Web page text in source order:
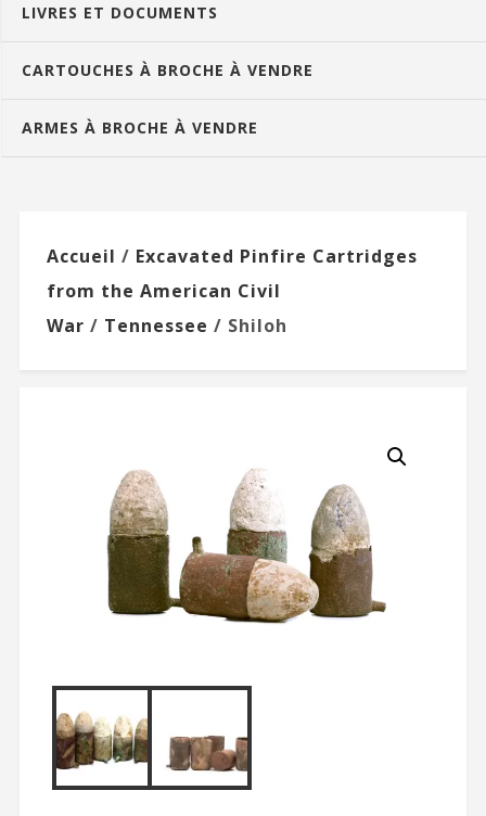
LIVRES ET DOCUMENTS
CARTOUCHES À BROCHE À VENDRE
ARMES À BROCHE À VENDRE
Accueil / Excavated Pinfire Cartridges
from the American Civil
War / Tennessee / Shiloh